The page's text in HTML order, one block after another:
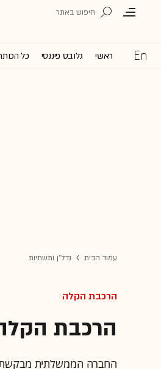
ראשי גלובס פיננסי כל
עמוד הבית נדל"ן ותשתיות
הרכבת הקלה
הרכבת